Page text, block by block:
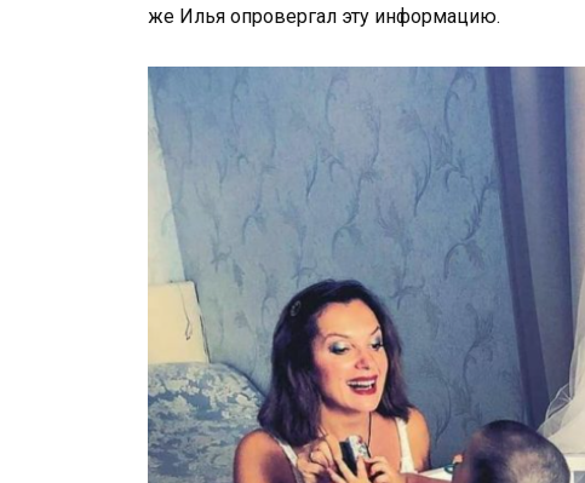
же Илья опровергал эту информацию.